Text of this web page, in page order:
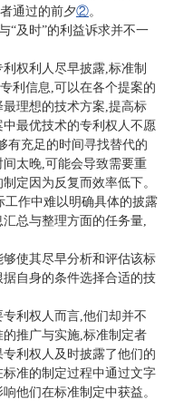
通过的前夕②。
“及时”的利益诉求并不一
权利人尽早披露,标准制
利信息,可以在各个提案的
理想的技术方案,提高标
最优技术的专利权人不愿
有充足的时间寻找替代的
太晚,可能会导致需要重
定因为反复而效率低下。
工作中难以明确具体的披露
总与整理方面的任务量,
使其尽早分析和评估该标
自身的条件选择合适的技
利权人而言,他们却并不
推广与实施,标准制定者
利权人及时披露了他们的
准的制定过程中通过文字
他们在标准制定中获益。